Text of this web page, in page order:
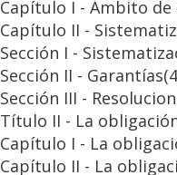
Capítulo I - Ámbito de
Capítulo II -
Sección I -
Sección II - Garantías
Sección III -
Título II - La
Capítulo I - La
Capítulo II - La